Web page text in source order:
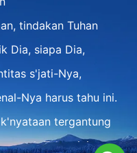
tindakan Tuhan
Dia, siapa Dia,
s'jati-Nya,
Nya harus tahu ini.
tergantung
aspek Tuhan ini.